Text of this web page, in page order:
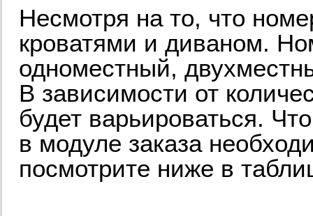
Несмотря на то, что
кроватями и диваном.
одноместный,
В зависимости от
будет варьироваться.
в модуле заказа
посмотрите ниже в